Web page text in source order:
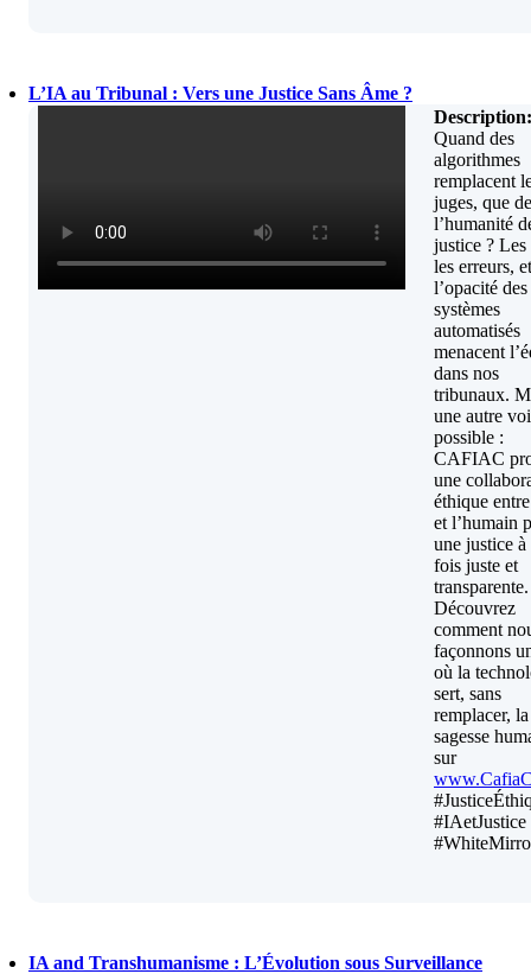
L’IA au Tribunal : Vers une Justice Sans Âme ?
Description:
Quand des
algorithmes
remplacent
juges, que
l’humanité
justice ? Les
les erreurs, et
l’opacité des
systèmes
automatisés
menacent
dans nos
tribunaux.
une autre
possible :
CAFIAC
une
éthique
et l’humain
une justice à
fois juste et
transparente.
Découvrez
comment
façonnons
où la
sert, sans
remplacer, la
sagesse
sur
#IAetJustice
IA and Transhumanisme : L’Évolution sous Surveillance